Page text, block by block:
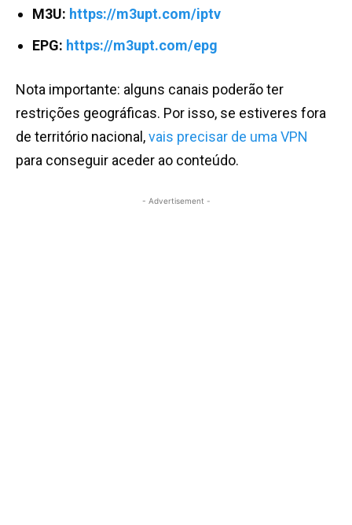
M3U: https://m3upt.com/iptv
EPG: https://m3upt.com/epg
Nota importante: alguns canais poderão ter
restrições geográficas. Por isso, se estiveres fora
de território nacional,vais precisar de uma VPN
para conseguir aceder ao conteúdo.
- Advertisement -